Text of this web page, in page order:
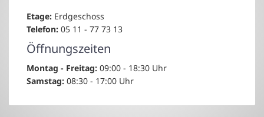
Etage: Erdgeschoss
Telefon: 05 11 - 77 73 13
Öffnungszeiten
Montag - Freitag: 09:00 - 18:30 Uhr
Samstag: 08:30 - 17:00 Uhr